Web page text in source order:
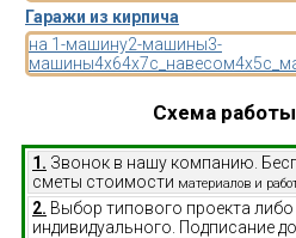
Гаражи из кирпича
на 1-машину2-машины3-
машины4x64x7с_навесом4x5
Схема работы
1. Звонок в нашу компанию.
сметы стоимости материалов и
2. Выбор типового проекта либо
индивидуального. Подписание